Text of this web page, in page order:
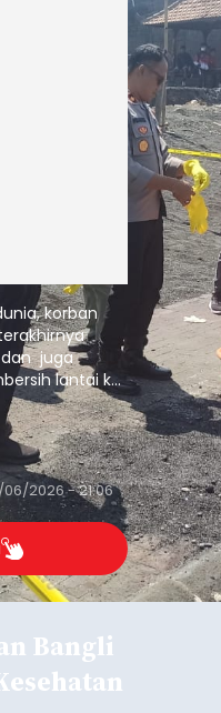
korban
dan juga
lantai ke
06/2026 - 21:06
Bangli